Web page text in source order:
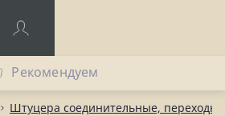
Штуцера соединительные,
Рекомендуем